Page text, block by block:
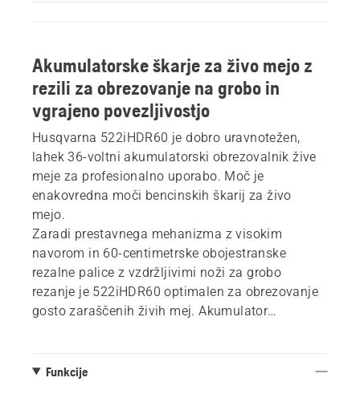
Akumulatorske škarje za živo mejo z
rezili za obrezovanje na grobo in
vgrajeno povezljivostjo
Husqvarna 522iHDR60 je dobro uravnotežen,
lahek 36-voltni akumulatorski obrezovalnik žive
meje za profesionalno uporabo. Moč je
enakovredna moči bencinskih škarij za živo
mejo.
Zaradi prestavnega mehanizma z visokim
navorom in 60-centimetrske obojestranske
rezalne palice z vzdržljivimi noži za grobo
rezanje je 522iHDR60 optimalen za obrezovanje
gosto zaraščenih živih mej. Akumulator
posebnega adapterskega pribora za priključitev
Funkcije